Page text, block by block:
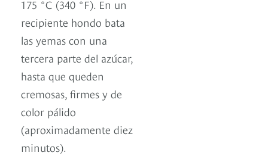
175 °C (340 °F). En un
recipiente hondo bata
las yemas con una
tercera parte del azúcar,
hasta que queden
cremosas, firmes y de
color pálido
(aproximadamente diez
minutos).